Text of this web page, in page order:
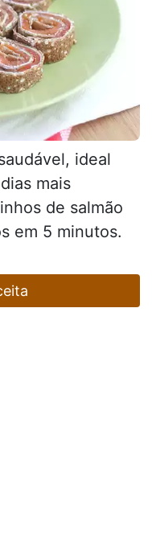
ideal
mais
de salmão
em 5 minutos.